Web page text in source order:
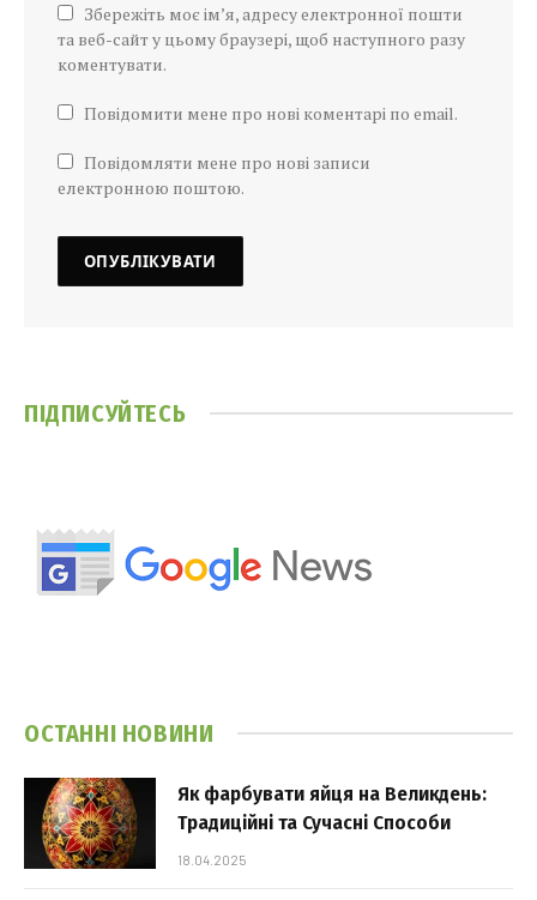
Збережіть моє ім’я, адресу електронної пошти
та веб-сайт у цьому браузері, щоб наступного разу
коментувати.
Повідомити мене про нові коментарі по email.
Повідомляти мене про нові записи
електронною поштою.
ПІДПИСУЙТЕСЬ
ОСТАННІ НОВИНИ
Як фарбувати яйця на Великдень:
Традиційні та Сучасні Способи
18.04.2025